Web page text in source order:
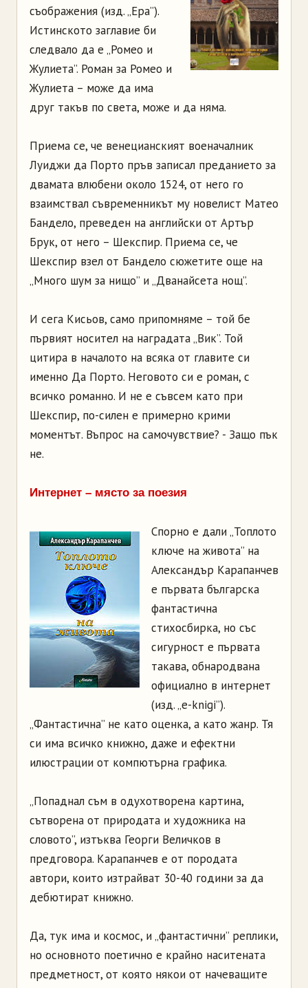
съображения (изд. „Ера”).
Истинското заглавие би
следвало да е „Ромео и
Жулиета”. Роман за Ромео и
Жулиета – може да има
друг такъв по света, може и да няма.
Приема се, че венецианският военачалник
Луиджи да Порто пръв записал преданието за
двамата влюбени около 1524, от него го
взаимствал съвременникът му новелист Матео
Бандело, преведен на английски от Артър
Брук, от него – Шекспир. Приема се, че
Шекспир взел от Бандело сюжетите още на
„Много шум за нищо” и „Дванайсета нощ”.
И сега Кисьов, само припомняме – той бе
първият носител на наградата „Вик”. Той
цитира в началото на всяка от главите си
именно Да Порто. Неговото си е роман, с
всичко романно. И не е съвсем като при
Шекспир, по-силен е примерно крими
моментът. Въпрос на самочувствие? - Защо пък
не.
Интернет – място за поезия
Спорно е дали „Топлото
ключе на живота” на
Александър Карапанчев
е първата българска
фантастична
стихосбирка, но със
сигурност е първата
такава, обнародвана
официално в интернет
(изд. „e-knigi”).
„Фантастична” не като оценка, а като жанр. Тя
си има всичко книжно, даже и ефектни
илюстрации от компютърна графика.
„Попаднал съм в одухотворена картина,
сътворена от природата и художника на
словото”, изтъква Георги Величков в
предговора. Карапанчев е от породата
автори, които изтрайват 30-40 години за да
дебютират книжно.
Да, тук има и космос, и „фантастични” реплики,
но основното поетично е крайно наситената
предметност, от която някои от начеващите